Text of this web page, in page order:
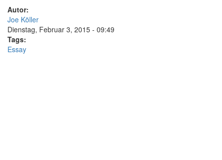
Autor:
Joe Köller
Dienstag, Februar 3, 2015 - 09:49
Tags:
Essay